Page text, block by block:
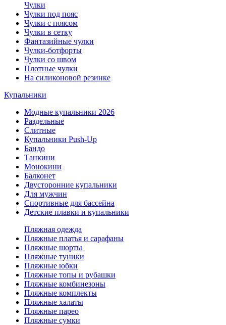
Чулки
Чулки под пояс
Чулки с поясом
Чулки в сетку
Фантазийные чулки
Чулки-ботфорты
Чулки со швом
Плотные чулки
На силиконовой резинке
Купальники
Модные купальники 2026
Раздельные
Слитные
Купальники Push-Up
Бандо
Танкини
Монокини
Балконет
Двусторонние купальники
Для мужчин
Спортивные для бассейна
Детские плавки и купальники
Пляжная одежда
Пляжные платья и сарафаны
Пляжные шорты
Пляжные туники
Пляжные юбки
Пляжные топы и рубашки
Пляжные комбинезоны
Пляжные комплекты
Пляжные халаты
Пляжные парео
Пляжные сумки